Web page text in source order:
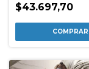
$43.697,70